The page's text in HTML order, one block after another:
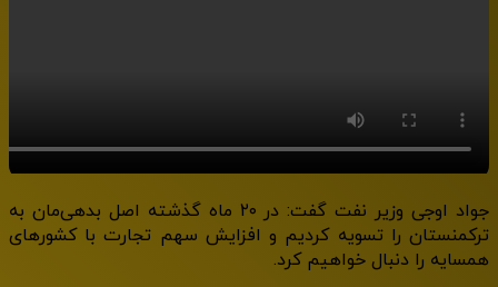
جواد اوجی وزیر نفت گفت: در ۲۰ ماه گذشته اصل بدهی‌مان به
ترکمنستان را تسویه کردیم و افزایش سهم تجارت با کشورهای
همسایه را دنبال خواهیم کرد.